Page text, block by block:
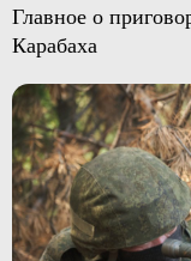
Главное о
Карабаха